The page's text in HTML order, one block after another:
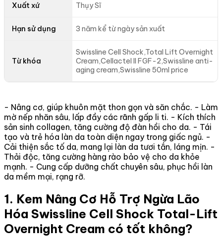
Xuất xứ Thụy Sĩ
Hạn sử dụng 3 năm kể từ ngày sản xuất
Từ khóa
Swissline Cell Shock,Total Lift Overnight
Cream,Cellactel II FGF-2,Swissline anti-
aging cream,Swissline 50ml price
- Nâng cơ, giúp khuôn mặt thon gọn và săn chắc. - Làm
mờ nếp nhăn sâu, lấp đầy các rãnh gấp li ti. - Kích thích
sản sinh collagen, tăng cường độ đàn hồi cho da. - Tái
tạo và trẻ hóa làn da toàn diện ngay trong giấc ngủ. -
Cải thiện sắc tố da, mang lại làn da tươi tắn, láng mịn. -
Thải độc, tăng cường hàng rào bảo vệ cho da khỏe
mạnh. - Cung cấp dưỡng chất chuyên sâu, phục hồi làn
da mềm mại, rạng rỡ.
1. Kem Nâng Cơ Hỗ Trợ Ngừa Lão
Hóa Swissline Cell Shock Total-Lift
Overnight Cream có tốt không?